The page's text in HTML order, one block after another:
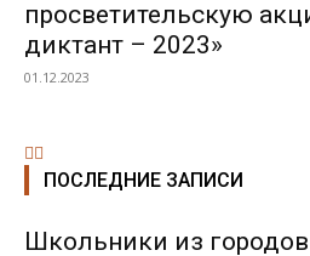
просветительскую
диктант – 2023»
01.12.2023
ПОСЛЕДНИЕ ЗАПИСИ
Школьники из